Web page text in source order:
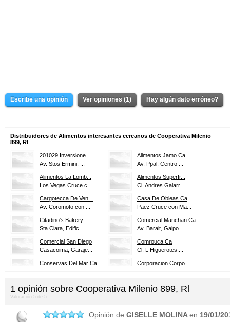
Escribe una opinión Ver opiniones (1) Hay algún dato erróneo?
Distribuidores de Alimentos interesantes cercanos de Cooperativa Milenio
899, Rl
201029 Inversione...
Av. Stos Ermini, ...
Alimentos Jamo Ca
Av. Ppal, Centro ...
Alimentos La Lomb...
Los Vegas Cruce c...
Alimentos Superfr...
Cl. Andres Galarr...
Cargotecca De Ven...
Av. Coromoto con ...
Casa De Obleas Ca
Paez Cruce con Ma...
Citadino's Bakery...
Sta Clara, Edific...
Comercial Manchan Ca
Av. Baralt, Galpo...
Comercial San Diego
Casacoima, Garaje...
Comrouca Ca
Cl. L Higuerotes,...
Conservas Del Mar Ca
Corporacion Corpo...
Dany Food Corpora...
Vda. Principal, Q...
Dinavica
Cl. B Slirmak, Ed...
Distribuidor De B...
3ra de Carapa, Gp...
Distribuidora Cas...
Transv. 3ra Nte, ...
1 opinión sobre Cooperativa Milenio 899, Rl
Valoración 5 de 5
Opinión de GISELLE MOLINA en 19/01/